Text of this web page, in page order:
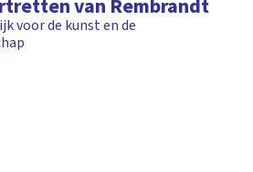
van Rembrandt
voor de kunst en de